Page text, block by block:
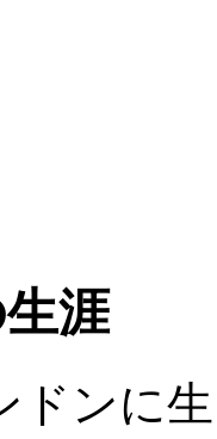
涯
ドンに